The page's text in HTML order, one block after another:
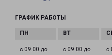
ГРАФИК РАБОТЫ
с 09:00 до
с 09:00 до
с